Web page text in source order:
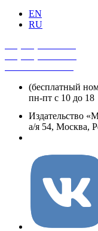
EN
RU
(бесплатный
пн-пт с 10 до 18
Издательство
а/я 54, Москва,